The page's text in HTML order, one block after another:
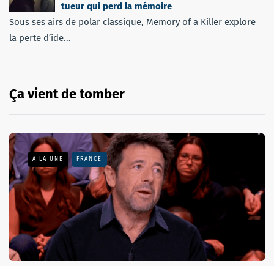
tueur qui perd la mémoire
Sous ses airs de polar classique, Memory of a Killer explore
la perte d’ide...
Ça vient de tomber
A LA UNE FRANCE